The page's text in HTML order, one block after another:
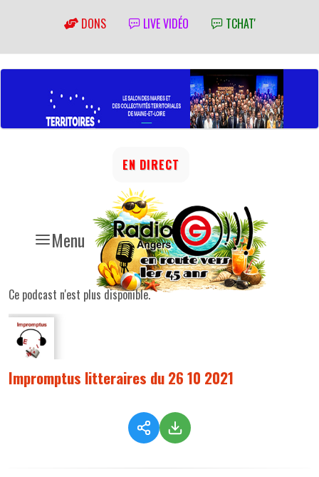
DONS LIVE VIDÉO TCHAT'
Menu
EN DIRECT
Ce podcast n'est plus disponible.
Impromptus litteraires du 26 10 2021